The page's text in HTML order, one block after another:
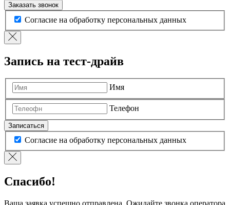
Заказать звонок
Согласие на обработку персональных данных
Запись на тест-драйв
Имя
Телефон
Записаться
Согласие на обработку персональных данных
Спасибо!
Ваша заявка успешно отправлена. Ожидайте звонка оператора